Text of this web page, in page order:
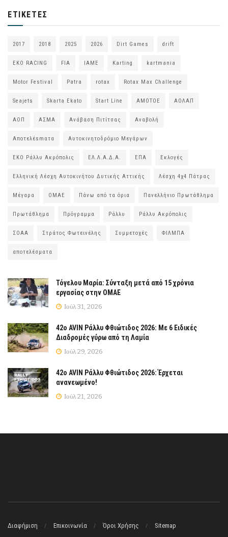
ΕΤΙΚΈΤΕΣ
2017 2018 2025 2026 Dirt Games drift
EKO RACING FIA IAME Karting kartmania
Motor Festival Patra rotax Rotax Max Challenge
Seajets Skarta Ekato Start Line ΑΜΟΤΟΕ ΑΟΛΑΠ
ΑΟΠ ΑΣΜΑ Ανάβαση Πιτίτσας Αναβολή
Αποτελέsmατα Αυτοκινητοδρόμιο Μεγάρων
ΕΚΟ Ράλλυ Ακρόπολις ΕΛ.Λ.Α.Δ.Α. ΕΠΑ Εκλογές
Ελληνική Λέσχη Αυτοκινήτου Δυτικής Αττικής Λέσχη 4χ4 Πάτρας
Μέγαρα ΟΜΑΕ Πάνω από τα όρια Πανελλήνιο Πρωτάθλημα
Πρωτάθλημα Πρόγραμμα Ράλλυ Ράλλυ Ακρόπολις
ΣΟΑΑ Στράτος Φωτεινέλης Συμμετοχές ΦΙΛΜΠΑ
αποτελέσματα
Τόγελου Μαρία: Σύνταξη μετά από 15 χρόνια
εργασίας στην ΟΜΑΕ
Ιούλ 31, 2026
42ο AVIN Ράλλυ Φθιώτιδος 2026: Με 6 Ειδικές
Διαδρομές γύρω από τη Λαμία
Ιούλ 29, 2026
42ο AVIN Ράλλυ Φθιώτιδος 2026: Έρχεται
ανανεωμένο!
Ιούλ 21, 2026
Διαφήμιση Επικοινωνία Όροι Χρήσης Sitemap